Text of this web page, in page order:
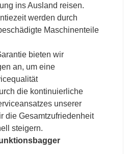
ins Ausland reisen.
werden durch
Maschinenteile
bieten wir
an, um eine
die kontinuierliche
unserer
die Gesamtzufriedenheit
steigern.